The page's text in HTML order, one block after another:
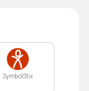
SymbolStix